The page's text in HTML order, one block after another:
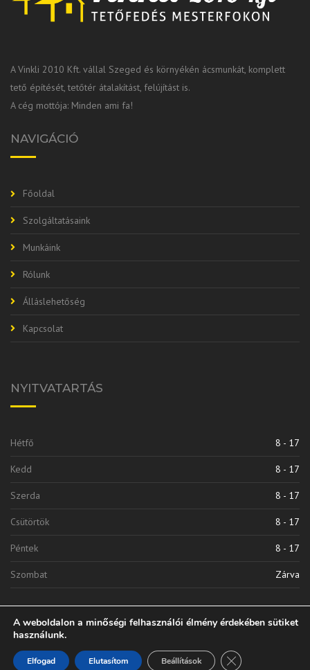
A Vinkli 2010 Kft. vállal Szeged és környékén ácsmunkát, komplett
tető építését, tetőtér átalakítást, felújítást is.
A cég mottója: Minden ami fa!
NAVIGÁCIÓ
Főoldal
Szolgáltatásaink
Munkáink
Rólunk
Álláslehetőség
Kapcsolat
NYITVATARTÁS
Hétfő 8 - 17
Kedd 8 - 17
Szerda 8 - 17
Csütörtök 8 - 17
Péntek 8 - 17
Szombat Zárva
Vinkli 2010 Kft. | © 2020 Minden Jog Fenntarva
A weboldalon a minőségi felhasználói élmény érdekében sütiket
használunk.
Elfogad Elutasítom Beállítások Close GDPR